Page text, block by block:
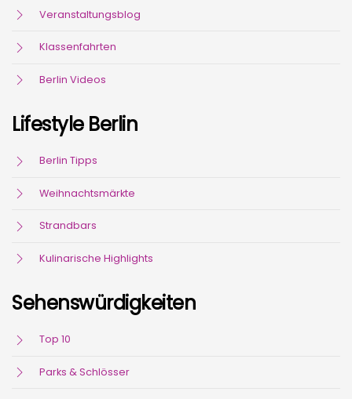
Veranstaltungsblog
Klassenfahrten
Berlin Videos
Lifestyle Berlin
Berlin Tipps
Weihnachtsmärkte
Strandbars
Kulinarische Highlights
Sehenswürdigkeiten
Top 10
Parks & Schlösser